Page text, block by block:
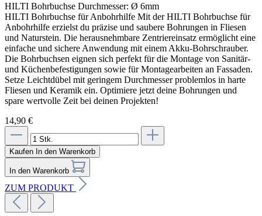
HILTI Bohrbuchse Durchmesser: Ø 6mm
HILTI Bohrbuchse für Anbohrhilfe Mit der HILTI Bohrbuchse für
Anbohrhilfe erzielst du präzise und saubere Bohrungen in Fliesen
und Naturstein. Die herausnehmbare Zentriereinsatz ermöglicht eine
einfache und sichere Anwendung mit einem Akku-Bohrschrauber.
Die Bohrbuchsen eignen sich perfekt für die Montage von Sanitär-
und Küchenbefestigungen sowie für Montagearbeiten an Fassaden.
Setze Leichtdübel mit geringem Durchmesser problemlos in harte
Fliesen und Keramik ein. Optimiere jetzt deine Bohrungen und
spare wertvolle Zeit bei deinen Projekten!
14,90 €
Kaufen In den Warenkorb
In den Warenkorb
ZUM PRODUKT